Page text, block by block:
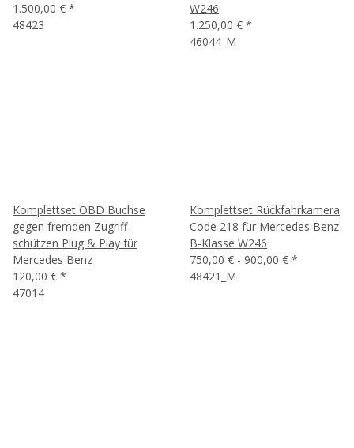
1.500,00 € *
48423
W246
1.250,00 € *
46044_M
Komplettset OBD Buchse
gegen fremden Zugriff
schützen Plug & Play für
Mercedes Benz
120,00 € *
47014
Komplettset Rückfahrkamera
Code 218 für Mercedes Benz
B-Klasse W246
750,00 € - 900,00 € *
48421_M